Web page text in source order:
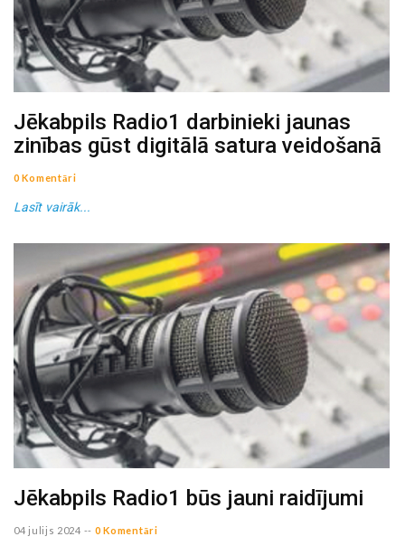
Jēkabpils Radio1 darbinieki jaunas
zinības gūst digitālā satura veidošanā
0 Komentāri
Lasīt vairāk...
Jēkabpils Radio1 būs jauni raidījumi
04 julijs 2024 -- 0 Komentāri